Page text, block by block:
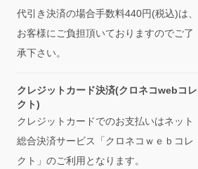
代引き決済の場合手数料440円(税込)は、
お客様にご負担頂いておりますのでご了
承下さい。
クレジットカード決済(クロネコwebコレ
クト)
クレジットカードでのお支払いはネット
総合決済サービス「クロネコｗｅｂコレ
クト」のご利用となります。